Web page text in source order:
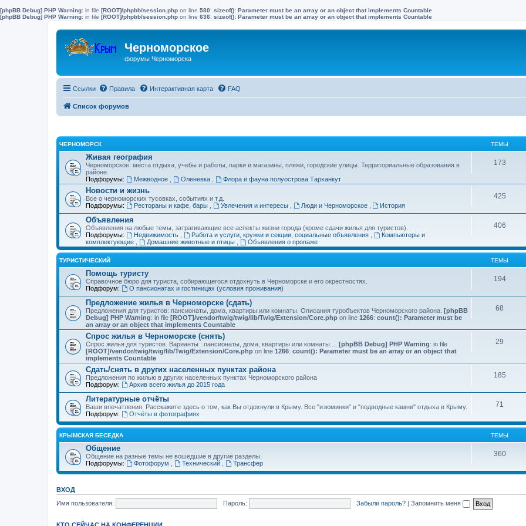
[phpBB Debug] PHP Warning: in file [ROOT]/phpbb/session.php on line 580: sizeof(): Parameter must be an array or an object that implements Countable
[phpBB Debug] PHP Warning: in file [ROOT]/phpbb/session.php on line 636: sizeof(): Parameter must be an array or an object that implements Countable
Черноморское
форумы Черноморска
Ссылки Правила Интерактивная карта FAQ
Список форумов
ЧЕРНОМОРСК ТЕМЫ
Живая география
Черноморское: места отдыха, учебы и работы, парки и магазины, пляжи, городские улицы. Территориальные образования в
районе.
Подфорумы:
Межводное Оленевка Флора и фауна полуострова Тарханкут
173
Новости и жизнь
Все о черноморских тусовках, событиях и т.д.
Подфорумы:
Рестораны и кафе, бары Увлечения и интересы Люди и Черноморское История
425
Объявления
Объявления на любые темы, затрагивающие все аспекты жизни города (кроме сдачи жилья для туристов).
Подфорумы:
Недвижимость Работа и услуги, кружки и секции, социальные объявления
Компьютеры и
комплектующие
Домашние животные и птицы Объявления о пропаже
406
ТУРИСТИЧЕСКИЙ ТЕМЫ
Помощь туристу
Справочное бюро для туриста, собирающегося отдохнуть в Черноморске и его окрестностях.
Подфорум:
О пансионатах и гостиницах (условия проживания)
194
Предложение жилья в Черноморске (сдать)
Предложения для туристов: пансионаты, дома, квартиры или комнаты. Описания туробъектов Черноморского района. [phpBB
Debug] PHP Warning: in file [ROOT]/vendor/twig/twig/lib/Twig/Extension/Core.php on line 1266: count(): Parameter must be
an array or an object that implements Countable
68
Спрос жилья в Черноморске (снять)
Спрос жилья для туристов. Варианты : пансионаты, дома, квартиры или комнаты.... [phpBB Debug] PHP Warning: in file
[ROOT]/vendor/twig/twig/lib/Twig/Extension/Core.php on line 1266: count(): Parameter must be an array or an object that
implements Countable
29
Сдать/снять в других населенных пунктах района
Предложения по жилью в других населенных пунктах Черноморского района
Подфорум:
Архив всего жилья до 2015 года
185
Литературные отчёты
Ваши впечатления. Расскажите здесь о том, как Вы отдохнули в Крыму. Все "изюминки" и "подводные камни" отдыха в Крыму.
Подфорум:
Отчёты в фотографиях
71
КРЫМСКАЯ БЕСЕДКА ТЕМЫ
Общение
Общение на разные темы не вошедшие в другие разделы.
Подфорумы:
Фотофорум Технический Трансфер
360
ВХОД
Имя пользователя:
Пароль: Забыли пароль? | Запомнить меня